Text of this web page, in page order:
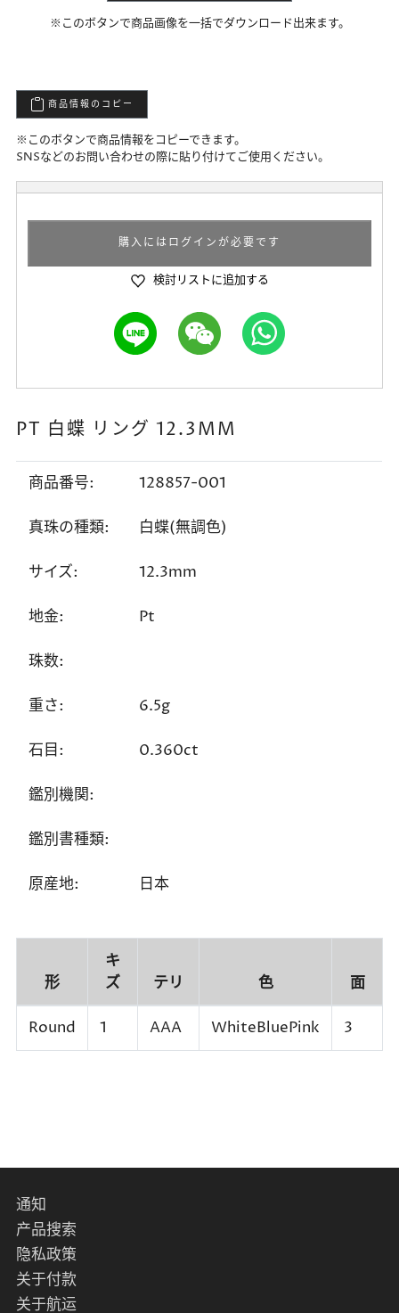
※このボタンで商品画像を一括でダウンロード出来ます。
商品情報のコピー
※このボタンで商品情報をコピーできます。
SNSなどのお問い合わせの際に貼り付けてご使用ください。
購入にはログインが必要です
検討リストに追加する
PT 白蝶 リング 12.3MM
商品番号: 128857-001
真珠の種類: 白蝶(無調色)
サイズ: 12.3mm
地金: Pt
珠数:
重さ: 6.5g
石目: 0.360ct
鑑別機関:
鑑別書種類:
原産地: 日本
形
キ
ズ
テリ 色 面
Round 1 AAA WhiteBluePink 3
通知
产品搜索
隐私政策
关于付款
关于航运